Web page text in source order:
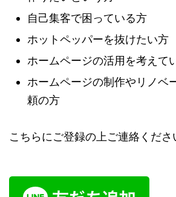
自己集客で困っている方
ホットペッパーを抜けたい方
ホームページの活用を考えて
ホームページの制作やリノベ
頼の方
こちらにご登録の上ご連絡くださ